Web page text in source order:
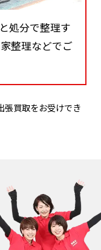
処分で整理す
整理などでご
買取をお受けでき